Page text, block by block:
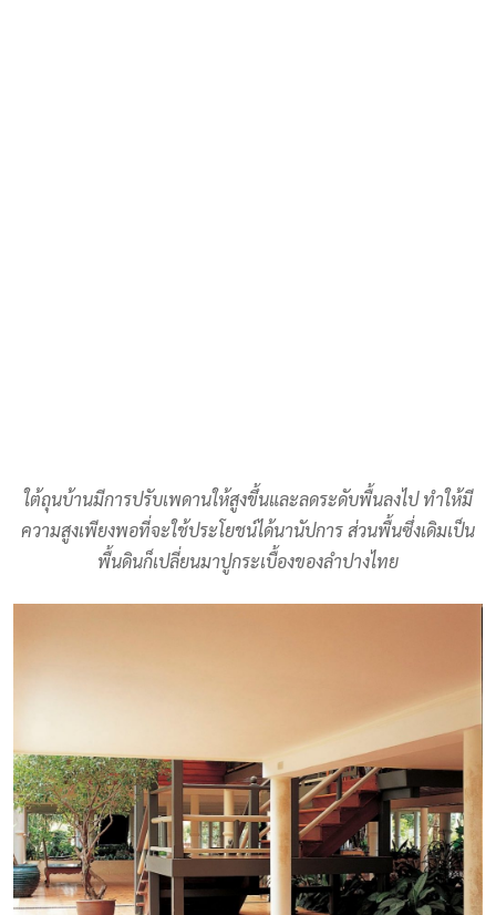
ใต้ถุนบ้านมีการปรับเพดานให้สูงขึ้นและลดระดับพื้นลงไป ทำให้มี
ความสูงเพียงพอที่จะใช้ประโยชน์ได้นานัปการ ส่วนพื้นซึ่งเดิมเป็น
พื้นดินก็เปลี่ยนมาปูกระเบื้องของลำปางไทย